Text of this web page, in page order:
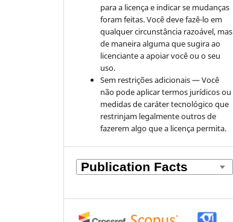
para a licença e indicar se mudanças
foram feitas. Você deve fazê-lo em
qualquer circunstância razoável, mas
de maneira alguma que sugira ao
licenciante a apoiar você ou o seu
uso.
Sem restrições adicionais — Você
não pode aplicar termos jurídicos ou
medidas de caráter tecnológico que
restrinjam legalmente outros de
fazerem algo que a licença permita.